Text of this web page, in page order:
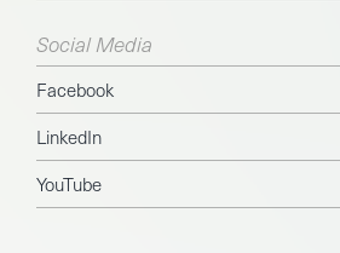
Social Media
Facebook
LinkedIn
YouTube